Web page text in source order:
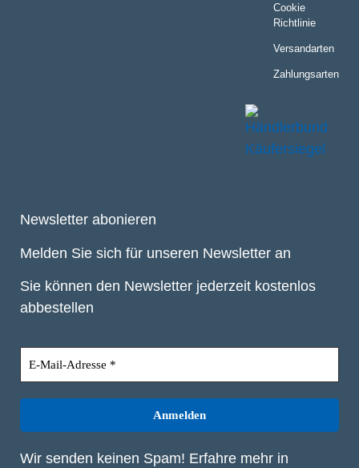
Cookie
Richtlinie
Versandarten
Zahlungsarten
Newsletter abonieren
Melden Sie sich für unseren Newsletter an
Sie können den Newsletter jederzeit kostenlos
abbestellen
Wir senden keinen Spam! Erfahre mehr in